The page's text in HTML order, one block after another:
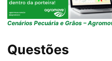
Cenários Pecuária e Grãos –
Questões